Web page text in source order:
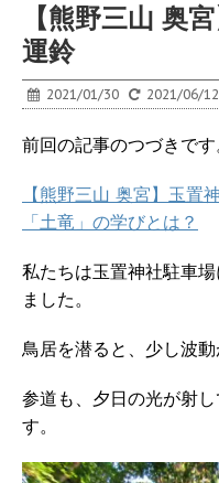
【熊野三山 奥
運鈴
2021/01/30 2021/06/12
前回の記事のつづきです
【熊野三山 奥宮】玉置
「土竜」の学びとは？
私たちは玉置神社駐車
ました。
鳥居を潜ると、少し波動
参道も、夕日の光が射
す。